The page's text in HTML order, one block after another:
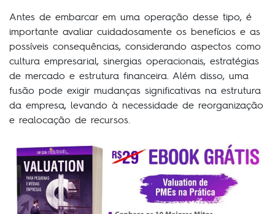
Antes de embarcar em uma operação desse tipo, é
importante avaliar cuidadosamente os benefícios e as
possíveis consequências, considerando aspectos como
cultura empresarial, sinergias operacionais, estratégias
de mercado e estrutura financeira. Além disso, uma
fusão pode exigir mudanças significativas na estrutura
da empresa, levando à necessidade de reorganização
e realocação de recursos.